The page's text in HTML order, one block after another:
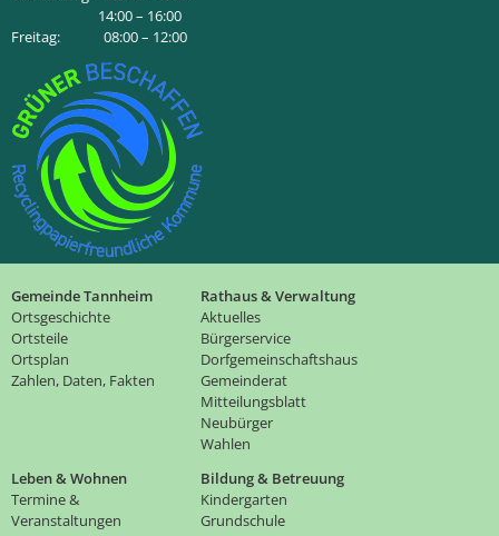
14:00 – 16:00
Freitag: 08:00 – 12:00
Gemeinde Tannheim
Ortsgeschichte
Ortsteile
Ortsplan
Zahlen, Daten, Fakten
Rathaus & Verwaltung
Aktuelles
Bürgerservice
Dorfgemeinschaftshaus
Gemeinderat
Mitteilungsblatt
Neubürger
Wahlen
Leben & Wohnen
Termine &
Veranstaltungen
Bildung & Betreuung
Kindergarten
Grundschule